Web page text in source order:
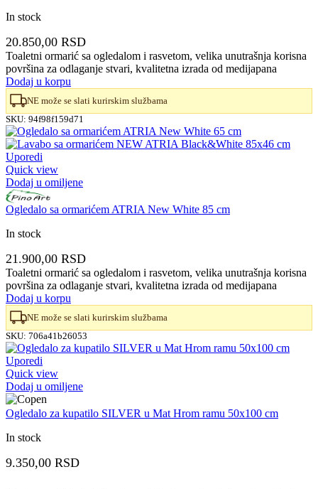
In stock
20.850,00 RSD
Toaletni ormarić sa ogledalom i rasvetom, velika unutrašnja korisna
površina za odlaganje stvari, kvalitetna izrada od medijapana
Dodaj u korpu
NE može se slati kurirskim službama
SKU: 94f98f159d71
Uporedi
Quick view
Dodaj u omiljene
Ogledalo sa ormarićem ATRIA New White 85 cm
In stock
21.900,00 RSD
Toaletni ormarić sa ogledalom i rasvetom, velika unutrašnja korisna
površina za odlaganje stvari, kvalitetna izrada od medijapana
Dodaj u korpu
NE može se slati kurirskim službama
SKU: 706a41b26053
Uporedi
Quick view
Dodaj u omiljene
Ogledalo za kupatilo SILVER u Mat Hrom ramu 50x100 cm
In stock
9.350,00 RSD